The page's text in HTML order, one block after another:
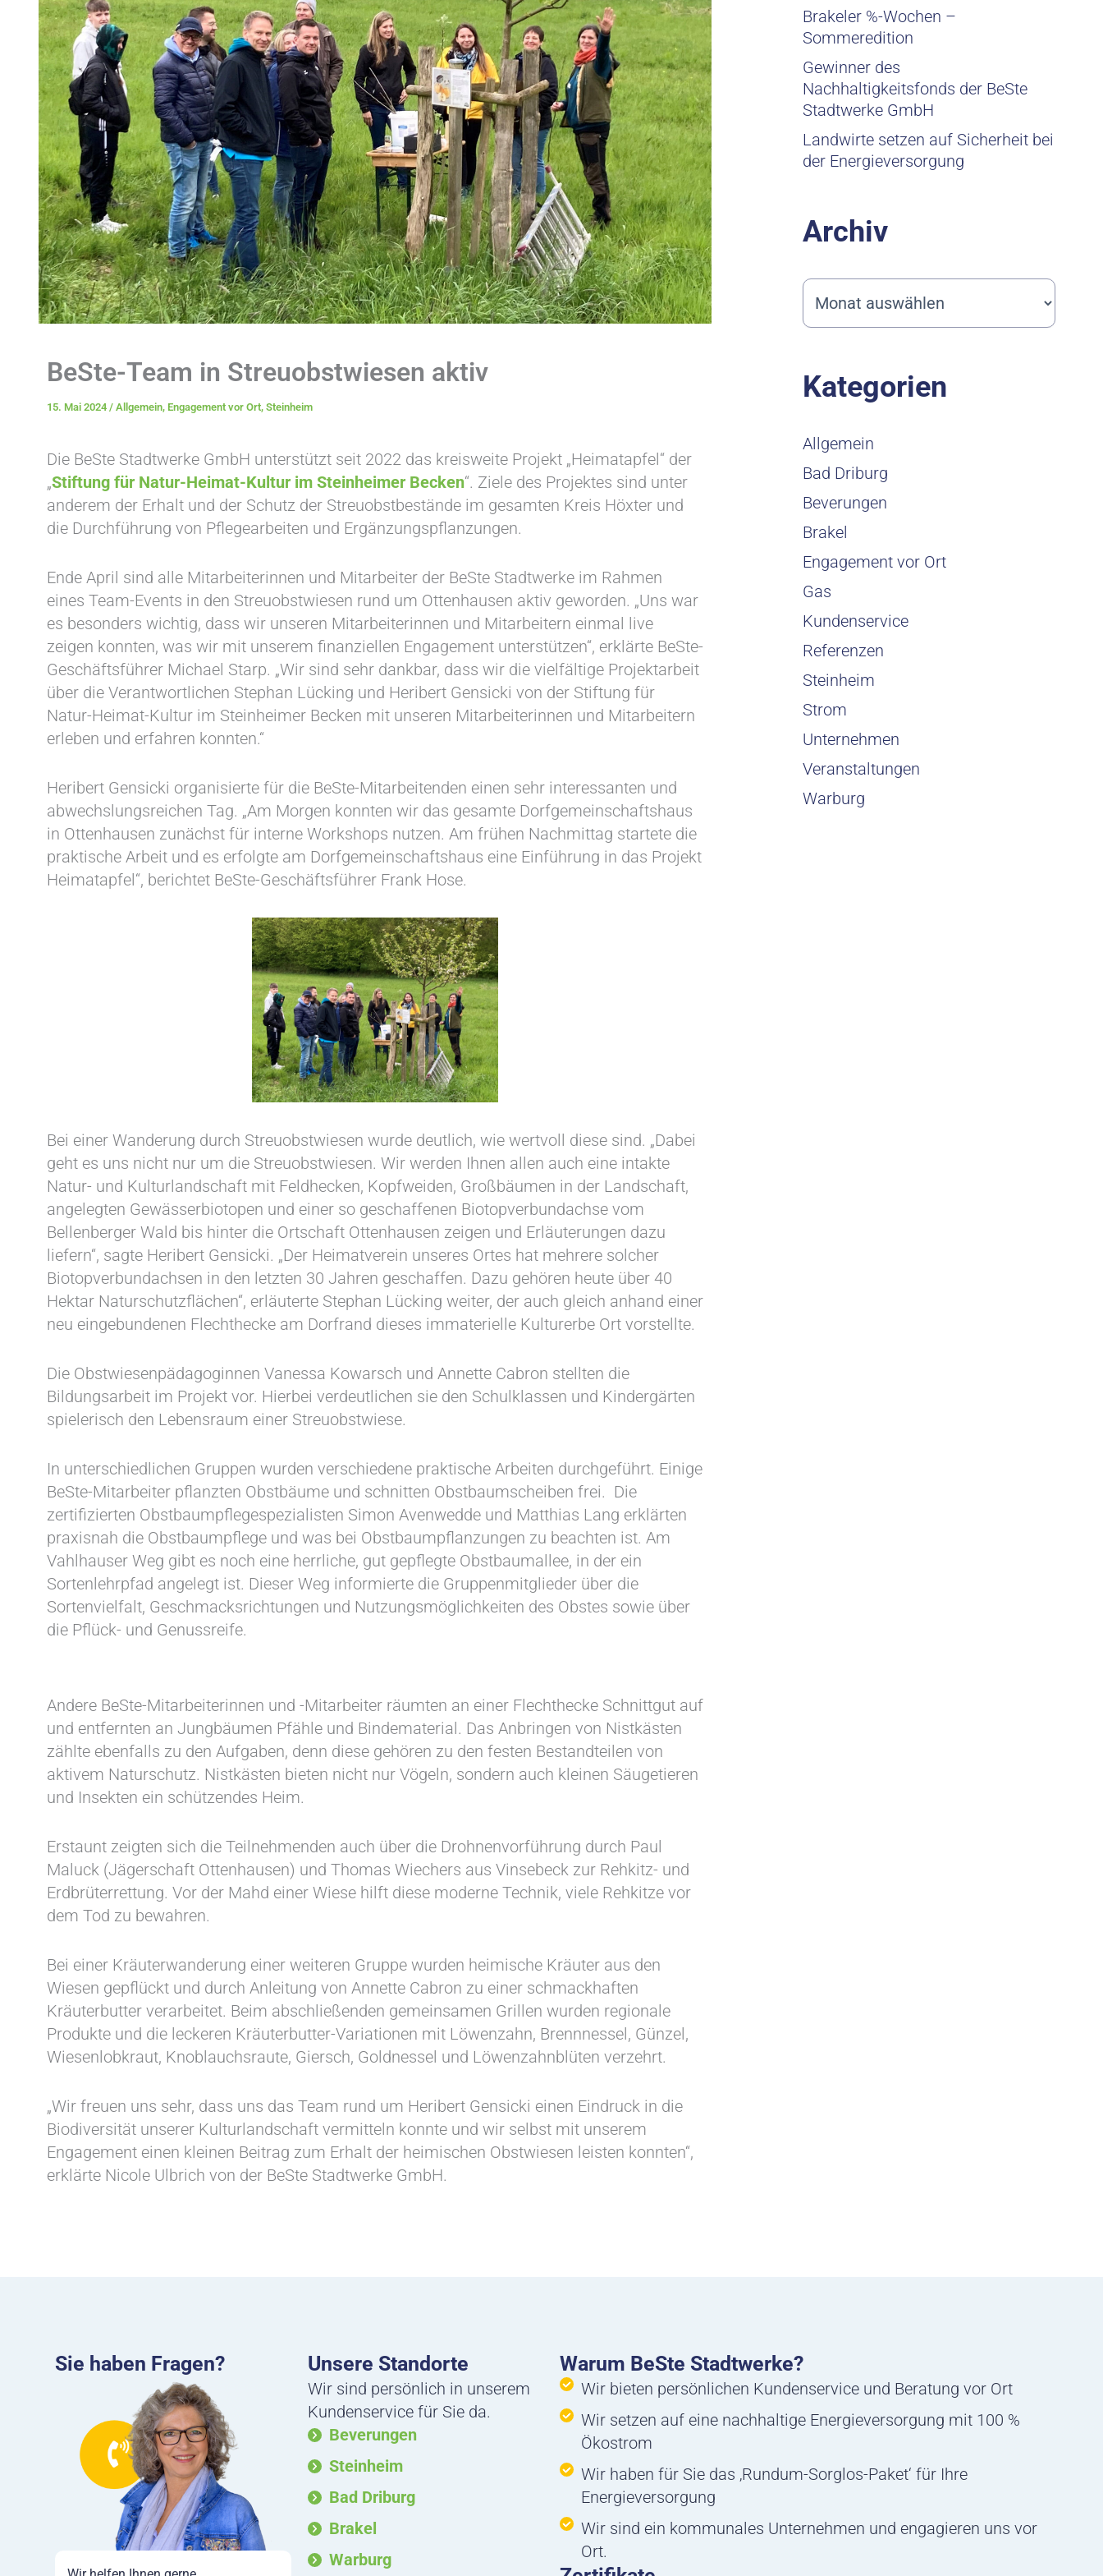
BeSte-Team in Streuobstwiesen aktiv
15. Mai 2024 / Allgemein, Engagement vor Ort, Steinheim
Die BeSte Stadtwerke GmbH unterstützt seit 2022 das kreisweite Projekt „Heimatapfel“ der
„Stiftung für Natur-Heimat-Kultur im Steinheimer Becken“. Ziele des Projektes sind unter
anderem der Erhalt und der Schutz der Streuobstbestände im gesamten Kreis Höxter und
die Durchführung von Pflegearbeiten und Ergänzungspflanzungen.
Ende April sind alle Mitarbeiterinnen und Mitarbeiter der BeSte Stadtwerke im Rahmen
eines Team-Events in den Streuobstwiesen rund um Ottenhausen aktiv geworden. „Uns war
es besonders wichtig, dass wir unseren Mitarbeiterinnen und Mitarbeitern einmal live
zeigen konnten, was wir mit unserem finanziellen Engagement unterstützen“, erklärte BeSte-
Geschäftsführer Michael Starp. „Wir sind sehr dankbar, dass wir die vielfältige Projektarbeit
über die Verantwortlichen Stephan Lücking und Heribert Gensicki von der Stiftung für
Natur-Heimat-Kultur im Steinheimer Becken mit unseren Mitarbeiterinnen und Mitarbeitern
erleben und erfahren konnten.“
Heribert Gensicki organisierte für die BeSte-Mitarbeitenden einen sehr interessanten und
abwechslungsreichen Tag. „Am Morgen konnten wir das gesamte Dorfgemeinschaftshaus
in Ottenhausen zunächst für interne Workshops nutzen. Am frühen Nachmittag startete die
praktische Arbeit und es erfolgte am Dorfgemeinschaftshaus eine Einführung in das Projekt
Heimatapfel“, berichtet BeSte-Geschäftsführer Frank Hose.
Bei einer Wanderung durch Streuobstwiesen wurde deutlich, wie wertvoll diese sind. „Dabei
geht es uns nicht nur um die Streuobstwiesen. Wir werden Ihnen allen auch eine intakte
Natur- und Kulturlandschaft mit Feldhecken, Kopfweiden, Großbäumen in der Landschaft,
angelegten Gewässerbiotopen und einer so geschaffenen Biotopverbundachse vom
Bellenberger Wald bis hinter die Ortschaft Ottenhausen zeigen und Erläuterungen dazu
liefern“, sagte Heribert Gensicki. „Der Heimatverein unseres Ortes hat mehrere solcher
Biotopverbundachsen in den letzten 30 Jahren geschaffen. Dazu gehören heute über 40
Hektar Naturschutzflächen“, erläuterte Stephan Lücking weiter, der auch gleich anhand einer
neu eingebundenen Flechthecke am Dorfrand dieses immaterielle Kulturerbe Ort vorstellte.
Die Obstwiesenpädagoginnen Vanessa Kowarsch und Annette Cabron stellten die
Bildungsarbeit im Projekt vor. Hierbei verdeutlichen sie den Schulklassen und Kindergärten
spielerisch den Lebensraum einer Streuobstwiese.
In unterschiedlichen Gruppen wurden verschiedene praktische Arbeiten durchgeführt. Einige
BeSte-Mitarbeiter pflanzten Obstbäume und schnitten Obstbaumscheiben frei. Die
zertifizierten Obstbaumpflegespezialisten Simon Avenwedde und Matthias Lang erklärten
praxisnah die Obstbaumpflege und was bei Obstbaumpflanzungen zu beachten ist. Am
Vahlhauser Weg gibt es noch eine herrliche, gut gepflegte Obstbaumallee, in der ein
Sortenlehrpfad angelegt ist. Dieser Weg informierte die Gruppenmitglieder über die
Sortenvielfalt, Geschmacksrichtungen und Nutzungsmöglichkeiten des Obstes sowie über
die Pflück- und Genussreife.
Andere BeSte-Mitarbeiterinnen und -Mitarbeiter räumten an einer Flechthecke Schnittgut auf
und entfernten an Jungbäumen Pfähle und Bindematerial. Das Anbringen von Nistkästen
zählte ebenfalls zu den Aufgaben, denn diese gehören zu den festen Bestandteilen von
aktivem Naturschutz. Nistkästen bieten nicht nur Vögeln, sondern auch kleinen Säugetieren
und Insekten ein schützendes Heim.
Erstaunt zeigten sich die Teilnehmenden auch über die Drohnenvorführung durch Paul
Maluck (Jägerschaft Ottenhausen) und Thomas Wiechers aus Vinsebeck zur Rehkitz- und
Erdbrüterrettung. Vor der Mahd einer Wiese hilft diese moderne Technik, viele Rehkitze vor
dem Tod zu bewahren.
Bei einer Kräuterwanderung einer weiteren Gruppe wurden heimische Kräuter aus den
Wiesen gepflückt und durch Anleitung von Annette Cabron zu einer schmackhaften
Kräuterbutter verarbeitet. Beim abschließenden gemeinsamen Grillen wurden regionale
Produkte und die leckeren Kräuterbutter-Variationen mit Löwenzahn, Brennnessel, Günzel,
Wiesenlobkraut, Knoblauchsraute, Giersch, Goldnessel und Löwenzahnblüten verzehrt.
„Wir freuen uns sehr, dass uns das Team rund um Heribert Gensicki einen Eindruck in die
Biodiversität unserer Kulturlandschaft vermitteln konnte und wir selbst mit unserem
Engagement einen kleinen Beitrag zum Erhalt der heimischen Obstwiesen leisten konnten“,
erklärte Nicole Ulbrich von der BeSte Stadtwerke GmbH.
Brakeler %-Wochen –
Sommeredition
Gewinner des
Nachhaltigkeitsfonds der BeSte
Stadtwerke GmbH
Landwirte setzen auf Sicherheit bei
der Energieversorgung
Archiv
Kategorien
Allgemein
Bad Driburg
Beverungen
Brakel
Engagement vor Ort
Gas
Kundenservice
Referenzen
Steinheim
Strom
Unternehmen
Veranstaltungen
Warburg
Sie haben Fragen? Unsere Standorte
Wir sind persönlich in unserem
Kundenservice für Sie da.
Beverungen
Steinheim
Bad Driburg
Brakel
Warburg
Warum BeSte Stadtwerke?
Wir bieten persönlichen Kundenservice und Beratung vor Ort
Wir setzen auf eine nachhaltige Energieversorgung mit 100 %
Ökostrom
Wir haben für Sie das ‚Rundum-Sorglos-Paket‘ für Ihre
Energieversorgung
Wir sind ein kommunales Unternehmen und engagieren uns vor
Ort.